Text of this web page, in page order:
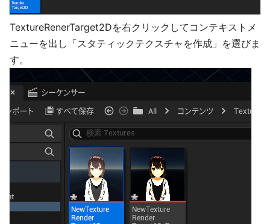
TextureRenerTarget2Dを右クリックしてコンテキストメ
ニューを出し「スタティックテクスチャを作成」を選びま
す。